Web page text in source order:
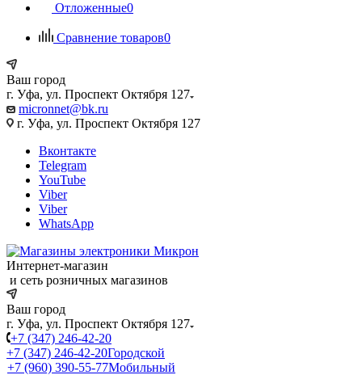
Отложенные0
Сравнение товаров0
Ваш город
г. Уфа, ул. Проспект Октября 127
micronnet@bk.ru
г. Уфа, ул. Проспект Октября 127
Вконтакте
Telegram
YouTube
Viber
Viber
WhatsApp
Интернет-магазин
и сеть розничных магазинов
Ваш город
г. Уфа, ул. Проспект Октября 127
+7 (347) 246-42-20
+7 (347) 246-42-20Городской
+7 (960) 390-55-77Мобильный